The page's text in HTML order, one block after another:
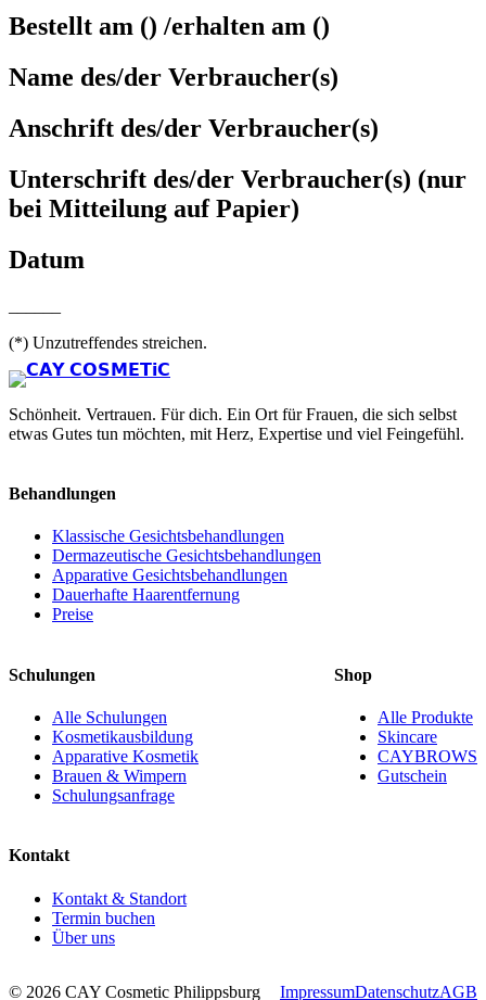
Bestellt am () /erhalten am ()
Name des/der Verbraucher(s)
Anschrift des/der Verbraucher(s)
Unterschrift des/der Verbraucher(s) (nur
bei Mitteilung auf Papier)
Datum
(*) Unzutreffendes streichen.
Schönheit. Vertrauen. Für dich. Ein Ort für Frauen, die sich selbst
etwas Gutes tun möchten, mit Herz, Expertise und viel Feingefühl.
Behandlungen
Klassische Gesichtsbehandlungen
Dermazeutische Gesichtsbehandlungen
Apparative Gesichtsbehandlungen
Dauerhafte Haarentfernung
Preise
Schulungen
Alle Schulungen
Kosmetikausbildung
Apparative Kosmetik
Brauen & Wimpern
Schulungsanfrage
Shop
Alle Produkte
Skincare
CAYBROWS
Gutschein
Kontakt
Kontakt & Standort
Termin buchen
Über uns
© 2026 CAY Cosmetic Philippsburg ImpressumDatenschutzAGB